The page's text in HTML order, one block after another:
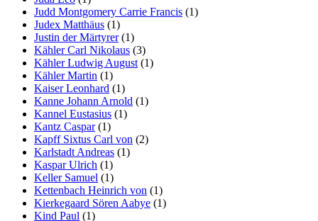
Judd Montgomery Carrie Francis (1)
Judex Matthäus (1)
Justin der Märtyrer(1)
Kähler Carl Nikolaus (3)
Kähler Ludwig August (1)
Kähler Martin (1)
Kaiser Leonhard (1)
Kanne Johann Arnold (1)
Kannel Eustasius (1)
Kantz Caspar(1)
Kapff Sixtus Carl von (2)
Karlstadt Andreas (1)
Kaspar Ulrich (1)
Keller Samuel (1)
Kettenbach Heinrich von (1)
Kierkegaard Sören Aabye (1)
Kind Paul (1)